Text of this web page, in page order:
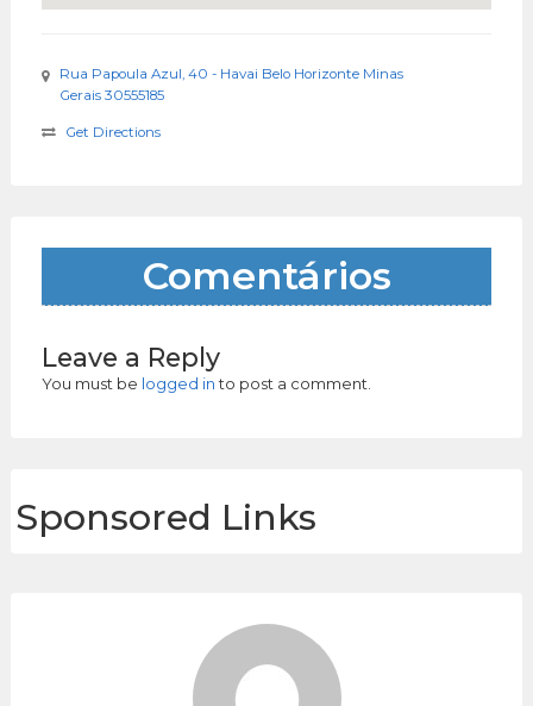
Rua Papoula Azul, 40 - Havai Belo Horizonte Minas
Gerais 30555185
Get Directions
Comentários
Leave a Reply
You must be logged into post a comment.
Sponsored Links